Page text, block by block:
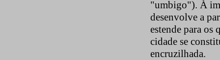
"umbigo"). À
desenvolve a
estende para os
cidade se
encruzilhada.